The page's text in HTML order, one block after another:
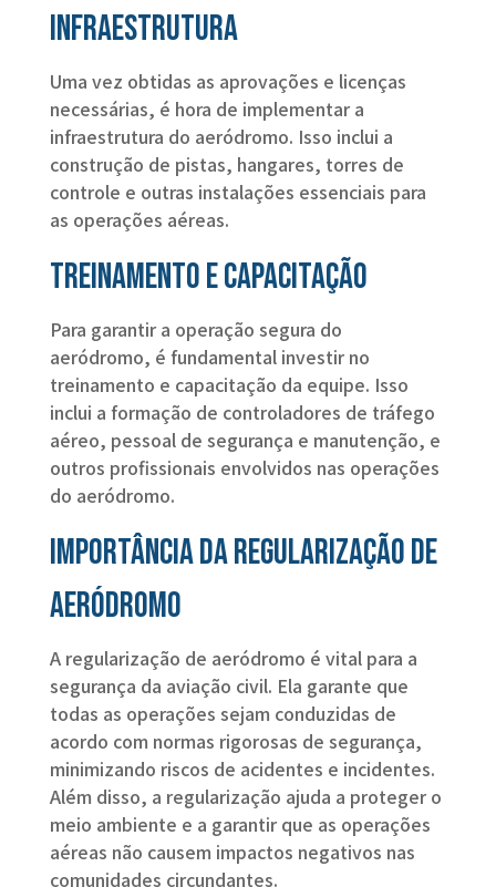
Infraestrutura
Uma vez obtidas as aprovações e licenças
necessárias, é hora de implementar a
infraestrutura do aeródromo. Isso inclui a
construção de pistas, hangares, torres de
controle e outras instalações essenciais para
as operações aéreas.
Treinamento e capacitação
Para garantir a operação segura do
aeródromo, é fundamental investir no
treinamento e capacitação da equipe. Isso
inclui a formação de controladores de tráfego
aéreo, pessoal de segurança e manutenção, e
outros profissionais envolvidos nas operações
do aeródromo.
Importância da regularização de
aeródromo
A regularização de aeródromo é vital para a
segurança da aviação civil. Ela garante que
todas as operações sejam conduzidas de
acordo com normas rigorosas de segurança,
minimizando riscos de acidentes e incidentes.
Além disso, a regularização ajuda a proteger o
meio ambiente e a garantir que as operações
aéreas não causem impactos negativos nas
comunidades circundantes.